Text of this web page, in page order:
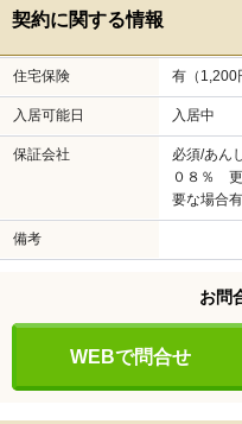
契約に関する情報
住宅保険 有（1,200
入居可能日 入居中
保証会社
必須/あん
０８％
要な場合有
備考
お問
WEBで問合せ